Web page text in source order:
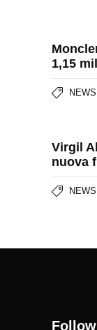
1,15
NEWS
Virgil
nuova
NEWS